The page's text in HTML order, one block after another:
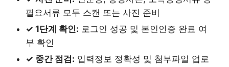
필요서류 모두 스캔 또는 사진 준비
✓ 1단계 확인: 로그인 성공 및 본인인증 완료 여
부 확인
✓ 중간 점검: 입력정보 정확성 및 첨부파일 업로